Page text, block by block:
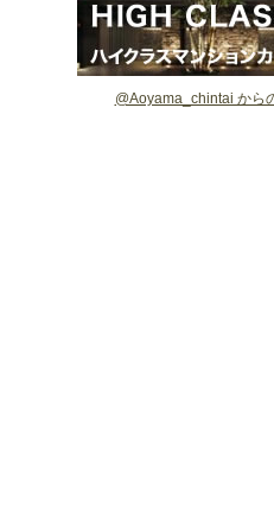
@Aoyama_chintai から